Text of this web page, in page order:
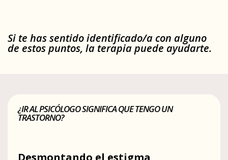
Si te has sentido identificado/a con alguno
de estos puntos, la terapia puede ayudarte.
¿IR AL PSICÓLOGO SIGNIFICA QUE TENGO UN
TRASTORNO?
Desmontando el estigma